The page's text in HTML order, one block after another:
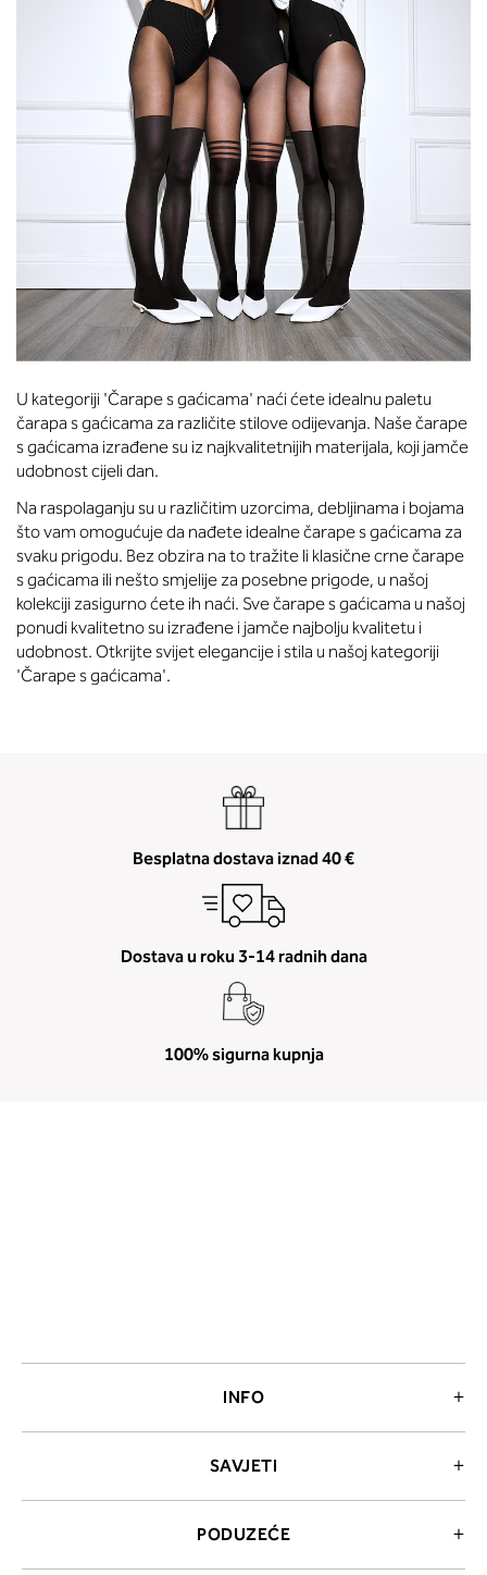
U kategoriji 'Čarape s gaćicama' naći ćete idealnu paletu
čarapa s gaćicama za različite stilove odijevanja. Naše čarape
s gaćicama izrađene su iz najkvalitetnijih materijala, koji jamče
udobnost cijeli dan.
Na raspolaganju su u različitim uzorcima, debljinama i bojama
što vam omogućuje da nađete idealne čarape s gaćicama za
svaku prigodu. Bez obzira na to tražite li klasične crne čarape
s gaćicama ili nešto smjelije za posebne prigode, u našoj
kolekciji zasigurno ćete ih naći. Sve čarape s gaćicama u našoj
ponudi kvalitetno su izrađene i jamče najbolju kvalitetu i
udobnost. Otkrijte svijet elegancije i stila u našoj kategoriji
'Čarape s gaćicama'.
Besplatna dostava iznad 40 €
Dostava u roku 3-14 radnih dana
100% sigurna kupnja
INFO
SAVJETI
PODUZEĆE